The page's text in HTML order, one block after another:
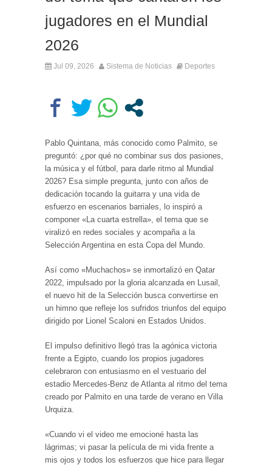
jugadores en el Mundial
2026
Jul 09, 2026 Sistema de Noticias Deportes
Pablo Quintana, más conocido como Palmito, se
preguntó: ¿por qué no combinar sus dos pasiones,
la música y el fútbol, para darle ritmo al Mundial
2026? Esa simple pregunta, junto con años de
dedicación tocando la guitarra y una vida de
esfuerzo en escenarios barriales, lo inspiró a
componer «La cuarta estrella», el tema que se
viralizó en redes sociales y acompaña a la
Selección Argentina en esta Copa del Mundo.
Así como «Muchachos» se inmortalizó en Qatar
2022, impulsado por la gloria alcanzada en Lusail,
el nuevo hit de la Selección busca convertirse en
un himno que refleje los sufridos triunfos del equipo
dirigido por Lionel Scaloni en Estados Unidos.
El impulso definitivo llegó tras la agónica victoria
frente a Egipto, cuando los propios jugadores
celebraron con entusiasmo en el vestuario del
estadio Mercedes-Benz de Atlanta al ritmo del tema
creado por Palmito en una tarde de verano en Villa
Urquiza.
«Cuando vi el video me emocioné hasta las
lágrimas; vi pasar la película de mi vida frente a
mis ojos y todos los esfuerzos que hice para llegar